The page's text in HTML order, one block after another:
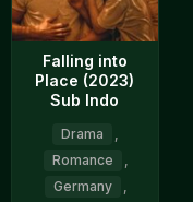
Falling into
Place (2023)
Sub Indo
Drama
Romance
Germany